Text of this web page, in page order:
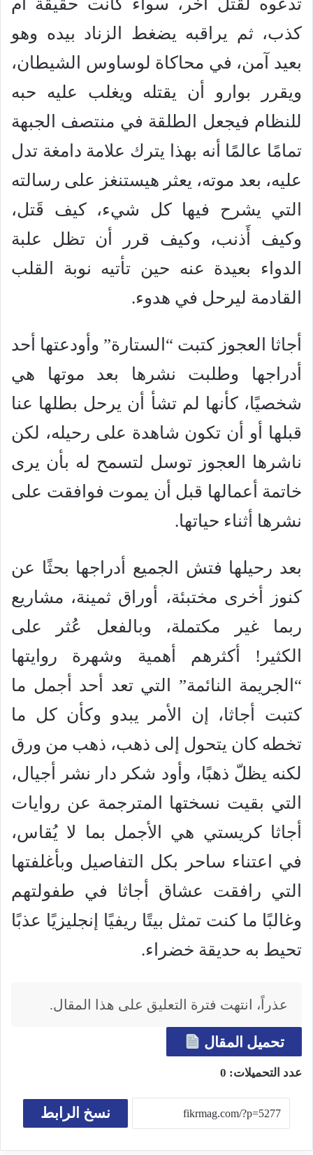
كذب، ثم يراقبه يضغط الزناد بيده وهو
بعيد آمن، في محاكاة لوساوس الشيطان،
ويقرر بوارو أن يقتله ويغلب عليه حبه
للنظام فيجعل الطلقة في منتصف الجبهة
تمامًا عالمًا أنه بهذا يترك علامة دامغة تدل
عليه، بعد موته، يعثر هيستنغز على رسالته
التي يشرح فيها كل شيء، كيف قَتل،
وكيف أَذنب، وكيف قرر أن تظل علبة
الدواء بعيدة عنه حين تأتيه نوبة القلب
القادمة ليرحل في هدوء.
أجاثا العجوز كتبت “الستارة” وأودعتها أحد
أدراجها وطلبت نشرها بعد موتها هي
شخصيًا، كأنها لم تشأ أن يرحل بطلها عنا
قبلها أو أن تكون شاهدة على رحيله، لكن
ناشرها العجوز توسل لتسمح له بأن يرى
خاتمة أعمالها قبل أن يموت فوافقت على
نشرها أثناء حياتها.
بعد رحيلها فتش الجميع أدراجها بحثًا عن
كنوز أخرى مختبئة، أوراق ثمينة، مشاريع
ربما غير مكتملة، وبالفعل عُثر على
الكثير! أكثرهم أهمية وشهرة روايتها
“الجريمة النائمة” التي تعد أحد أجمل ما
كتبت أجاثا، إن الأمر يبدو وكأن كل ما
تخطه كان يتحول إلى ذهب، ذهب من ورق
لكنه يظلّ ذهبًا، وأود شكر دار نشر أجيال،
التي بقيت نسختها المترجمة عن روايات
أجاثا كريستي هي الأجمل بما لا يُقاس،
في اعتناء ساحر بكل التفاصيل وبأغلفتها
التي رافقت عشاق أجاثا في طفولتهم
وغالبًا ما كنت تمثل بيتًا ريفيًا إنجليزيًا عذبًا
تحيط به حديقة خضراء.
عذراً، انتهت فترة التعليق على هذا المقال.
تحميل المقال
عدد التحميلات: 0
نسخ الرابط